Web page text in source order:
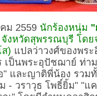
ม 2559 นักร้องหนุ่ม "
วัดสุพรรณบุรี โดยจ
) แปลว่าวงศ์ของพร
เป็นพระอุปัชฌาย์ ท่
และญาติพี่น้อง รวม
- วราวุธ โพธิ์ยิ้ม" "